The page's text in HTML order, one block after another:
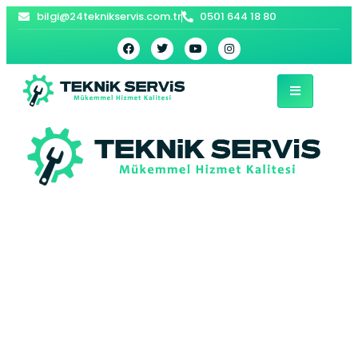
bilgi@24teknikservis.com.tr 0501 644 18 80